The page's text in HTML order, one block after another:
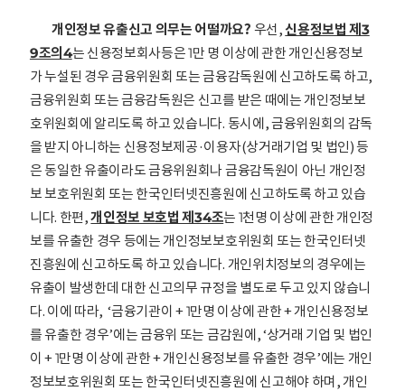
개인정보 유출신고 의무는 어떨까요? 우선, 신용정보법 제3
9조의4는 신용정보회사등은 1만 명 이상에 관한 개인신용정보
가 누설된 경우 금융위원회 또는 금융감독원에 신고하도록 하고,
금융위원회 또는 금융감독원은 신고를 받은 때에는 개인정보보
호위원회에 알리도록 하고 있습니다. 동시에, 금융위원회의 감독
을 받지 아니하는 신용정보제공·이용자(상거래기업 및 법인) 등
은 동일한 유출이라도 금융위원회나 금융감독원이 아닌 개인정
보 보호위원회 또는 한국인터넷진흥원에 신고하도록 하고 있습
니다. 한편,개인정보 보호법 제34조는 1천명 이상에 관한 개인정
보를 유출한 경우 등에는 개인정보보호위원회 또는 한국인터넷
진흥원에 신고하도록 하고 있습니다. 개인위치정보의 경우에는
유출이 발생한데 대한 신고의무 규정을 별도로 두고 있지 않습니
다. 이에 따라, ‘금융기관이 + 1만명 이상에 관한 + 개인신용정보
를 유출한 경우’에는 금융위 또는 금감원에, ‘상거래 기업 및 법인
이 + 1만명 이상에 관한 + 개인신용정보를 유출한 경우’에는 개인
정보보호위원회 또는 한국인터넷진흥원에 신고해야 하며, 개인